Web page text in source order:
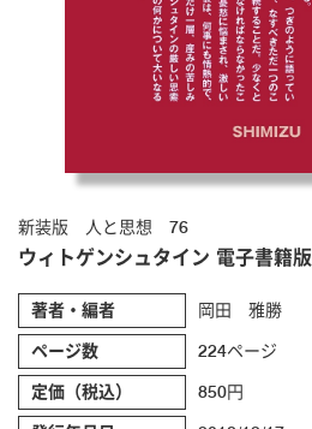
新装版 人と思想 76
ウィトゲンシュタイン 電子書籍版
著者・編者 岡田 雅勝
ページ数 224ページ
定価（税込） 850円